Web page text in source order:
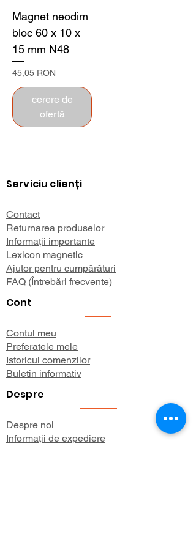
Magnet neodim
bloc 60 x 10 x
15 mm N48
Preț
45,05 RON
cerere de
ofertă
Serviciu clienți
Contact
Returnarea produselor
Informații importante
Lexicon magnetic
Ajutor pentru cumpărături
FAQ (Întrebări frecvente)
Cont
Contul meu
Preferatele mele
Istoricul comenzilor
Buletin informativ
Despre
Despre noi
Informații de expediere